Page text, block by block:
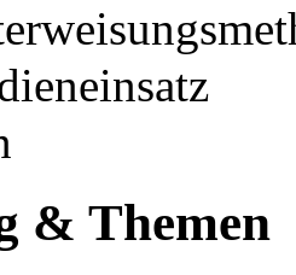
& Themen